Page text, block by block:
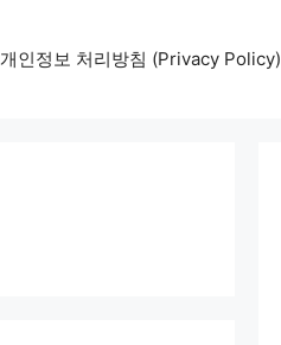
개인정보 처리방침 (Privacy Policy)